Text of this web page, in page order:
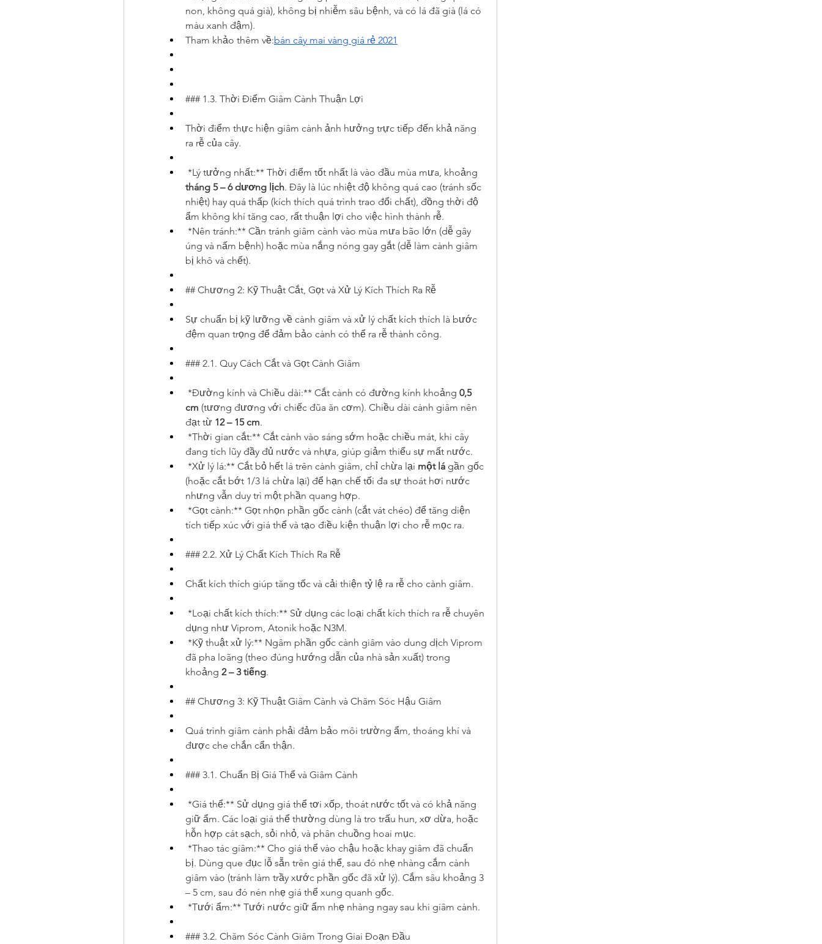
non, không quá già), không bị nhiễm sâu bệnh, và có lá đã già (lá có
màu xanh đậm).
Tham khảo thêm về:bán cây mai vàng giá rẻ 2021
### 1.3. Thời Điểm Giâm Cành Thuận Lợi
Thời điểm thực hiện giâm cành ảnh hưởng trực tiếp đến khả năng
ra rễ của cây.
tháng 5 – 6 dương lịch. Đây là lúc nhiệt độ không quá cao (tránh sốc
nhiệt) hay quá thấp (kích thích quá trình trao đổi chất), đồng thời độ
ẩm không khí tăng cao, rất thuận lợi cho việc hình thành rễ.
*Nên tránh:** Cần tránh giâm cành vào mùa mưa bão lớn (dễ gây
úng và nấm bệnh) hoặc mùa nắng nóng gay gắt (dễ làm cành giâm
bị khô và chết).
## Chương 2: Kỹ Thuật Cắt, Gọt và Xử Lý Kích Thích Ra Rễ
Sự chuẩn bị kỹ lưỡng về cành giâm và xử lý chất kích thích là bước
đệm quan trọng để đảm bảo cành có thể ra rễ thành công.
### 2.1. Quy Cách Cắt và Gọt Cành Giâm
*Đường kính và Chiều dài:** Cắt cành có đường kính khoảng 0,5
cm (tương đương với chiếc đũa ăn cơm). Chiều dài cành giâm nên
đạt từ 12 – 15 cm.
*Thời gian cắt:** Cắt cành vào sáng sớm hoặc chiều mát, khi cây
đang tích lũy đầy đủ nước và nhựa, giúp giảm thiểu sự mất nước.
*Xử lý lá:** Cắt bỏ hết lá trên cành giâm, chỉ chừa lại một lá gần gốc
(hoặc cắt bớt 1/3 lá chừa lại) để hạn chế tối đa sự thoát hơi nước
nhưng vẫn duy trì một phần quang hợp.
*Gọt cành:** Gọt nhọn phần gốc cành (cắt vát chéo) để tăng diện
tích tiếp xúc với giá thể và tạo điều kiện thuận lợi cho rễ mọc ra.
### 2.2. Xử Lý Chất Kích Thích Ra Rễ
Chất kích thích giúp tăng tốc và cải thiện tỷ lệ ra rễ cho cành giâm.
*Loại chất kích thích:** Sử dụng các loại chất kích thích ra rễ chuyên
dụng như Viprom, Atonik hoặc N3M.
*Kỹ thuật xử lý:** Ngâm phần gốc cành giâm vào dung dịch Viprom
đã pha loãng (theo đúng hướng dẫn của nhà sản xuất) trong
khoảng 2 – 3 tiếng.
## Chương 3: Kỹ Thuật Giâm Cành và Chăm Sóc Hậu Giâm
Quá trình giâm cành phải đảm bảo môi trường ẩm, thoáng khí và
được che chắn cẩn thận.
### 3.1. Chuẩn Bị Giá Thể và Giâm Cành
*Giá thể:** Sử dụng giá thể tơi xốp, thoát nước tốt và có khả năng
giữ ẩm. Các loại giá thể thường dùng là tro trấu hun, xơ dừa, hoặc
hỗn hợp cát sạch, sỏi nhỏ, và phân chuồng hoai mục.
*Thao tác giâm:** Cho giá thể vào chậu hoặc khay giâm đã chuẩn
bị. Dùng que đục lỗ sẵn trên giá thể, sau đó nhẹ nhàng cắm cành
giâm vào (tránh làm trầy xước phần gốc đã xử lý). Cắm sâu khoảng 3
– 5 cm, sau đó nén nhẹ giá thể xung quanh gốc.
*Tưới ẩm:** Tưới nước giữ ẩm nhẹ nhàng ngay sau khi giâm cành.
### 3.2. Chăm Sóc Cành Giâm Trong Giai Đoạn Đầu